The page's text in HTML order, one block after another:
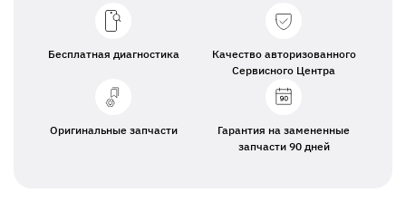
Бесплатная диагностика
Качество авторизованного
Сервисного Центра
Оригинальные запчасти
Гарантия на замененные
запчасти 90 дней